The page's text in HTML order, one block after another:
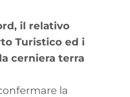
il relativo
Turistico ed i
cerniera terra
la